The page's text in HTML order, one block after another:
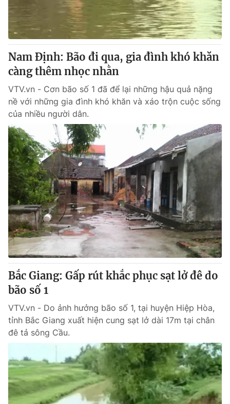
Thị trường 24h Tấm lòng Việt
VTV4 Vươn mình bằng AI
VTV9 VTV8
Liên hệ tòa soạn English
THỜI BÁO VTV
Theo dõi báo trên
Cơ quan chủ quản:Đài Truyền hình Việt Nam
Cơ quan báo chí:
Thời báo VTV
Giấy phép hoạt động báo in và báo điện tử số 483/GP-BTTTT
cấp ngày 29/12/2023
Tổng Biên tập:Vũ Thanh Thủy
Phó Tổng Biên tập:
Nguyễn Trọng Ninh
Tổng đài VTV:024.38 355 931 - 024.38 355 932
Ðiện thoại Thời báo VTV:
toasoan@vtv.vn
Liên hệ quảng cáo:024-7300.7108
Nam Định: Bão đi qua, gia đình khó khăn
càng thêm nhọc nhằn
VTV.vn - Cơn bão số 1 đã để lại những hậu quả nặng
nề với những gia đình khó khăn và xáo trộn cuộc sống
của nhiều người dân.
Bắc Giang: Gấp rút khắc phục sạt lở đê do
bão số 1
VTV.vn - Do ảnh hưởng bão số 1, tại huyện Hiệp Hòa,
tỉnh Bắc Giang xuất hiện cung sạt lở dài 17m tại chân
đê tả sông Cầu.